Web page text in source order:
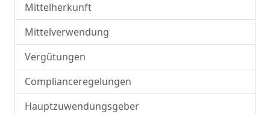
Mittelherkunft
Mittelverwendung
Vergütungen
Complianceregelungen
Hauptzuwendungsgeber